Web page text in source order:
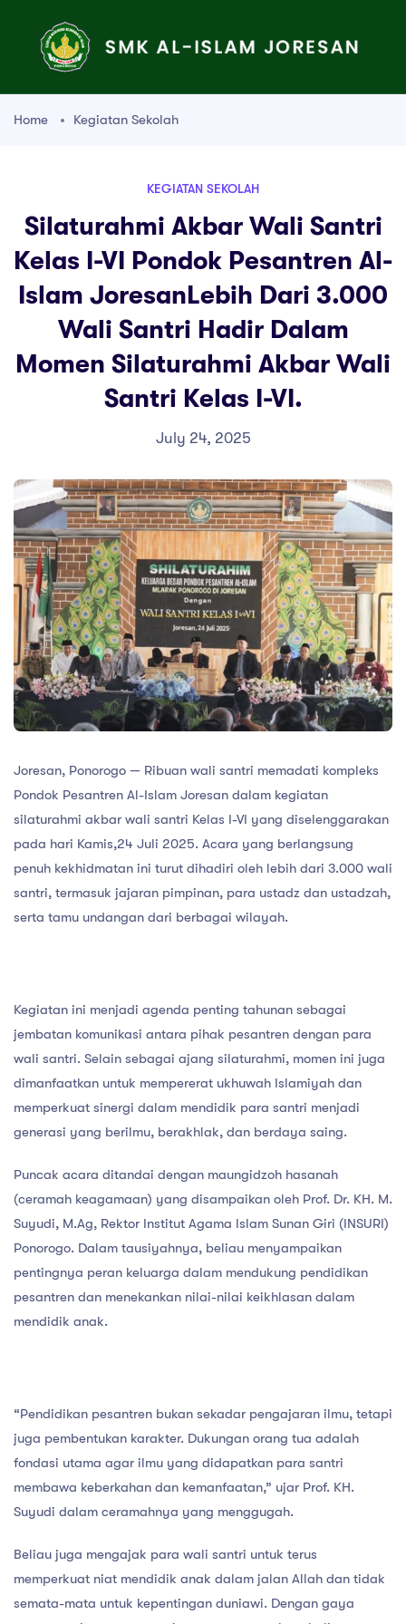
Home Kegiatan Sekolah
KEGIATAN SEKOLAH
Silaturahmi Akbar Wali Santri
Kelas I-VI Pondok Pesantren Al-
Islam JoresanLebih Dari 3.000
Wali Santri Hadir Dalam
Momen Silaturahmi Akbar Wali
Santri Kelas I-VI.
July 24, 2025
Joresan, Ponorogo — Ribuan wali santri memadati kompleks
Pondok Pesantren Al-Islam Joresan dalam kegiatan
silaturahmi akbar wali santri Kelas I-VI yang diselenggarakan
pada hari Kamis,24 Juli 2025. Acara yang berlangsung
penuh kekhidmatan ini turut dihadiri oleh lebih dari 3.000 wali
santri, termasuk jajaran pimpinan, para ustadz dan ustadzah,
serta tamu undangan dari berbagai wilayah.
Kegiatan ini menjadi agenda penting tahunan sebagai
jembatan komunikasi antara pihak pesantren dengan para
wali santri. Selain sebagai ajang silaturahmi, momen ini juga
dimanfaatkan untuk mempererat ukhuwah Islamiyah dan
memperkuat sinergi dalam mendidik para santri menjadi
generasi yang berilmu, berakhlak, dan berdaya saing.
Puncak acara ditandai dengan maungidzoh hasanah
(ceramah keagamaan) yang disampaikan oleh Prof. Dr. KH. M.
Suyudi, M.Ag, Rektor Institut Agama Islam Sunan Giri (INSURI)
Ponorogo. Dalam tausiyahnya, beliau menyampaikan
pentingnya peran keluarga dalam mendukung pendidikan
pesantren dan menekankan nilai-nilai keikhlasan dalam
mendidik anak.
“Pendidikan pesantren bukan sekadar pengajaran ilmu, tetapi
juga pembentukan karakter. Dukungan orang tua adalah
fondasi utama agar ilmu yang didapatkan para santri
membawa keberkahan dan kemanfaatan,” ujar Prof. KH.
Suyudi dalam ceramahnya yang menggugah.
Beliau juga mengajak para wali santri untuk terus
memperkuat niat mendidik anak dalam jalan Allah dan tidak
semata-mata untuk kepentingan duniawi. Dengan gaya